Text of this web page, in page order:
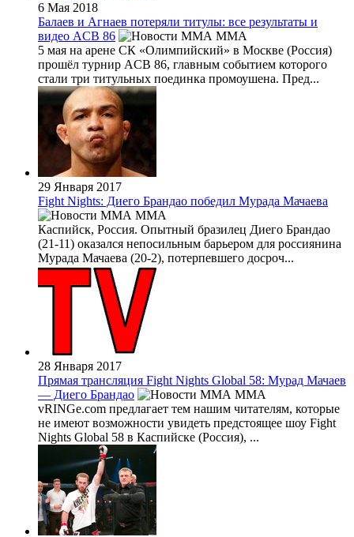
6 Мая 2018
Балаев и Агнаев потеряли титулы: все результаты и
видео ACB 86
MMA
5 мая на арене СК «Олимпийский» в Москве (Россия)
прошёл турнир ACB 86, главным событием которого
стали три титульных поединка промоушена. Пред...
29 Января 2017
Fight Nights: Диего Брандао победил Мурада Мачаева
MMA
Каспийск, Россия. Опытный бразилец Диего Брандао
(21-11) оказался непосильным барьером для россиянина
Мурада Мачаева (20-2), потерпевшего досроч...
28 Января 2017
Прямая трансляция Fight Nights Global 58: Мурад Мачаев
— Диего Брандао
MMA
vRINGe.com предлагает тем нашим читателям, которые
не имеют возможности увидеть предстоящее шоу Fight
Nights Global 58 в Каспийске (Россия), ...